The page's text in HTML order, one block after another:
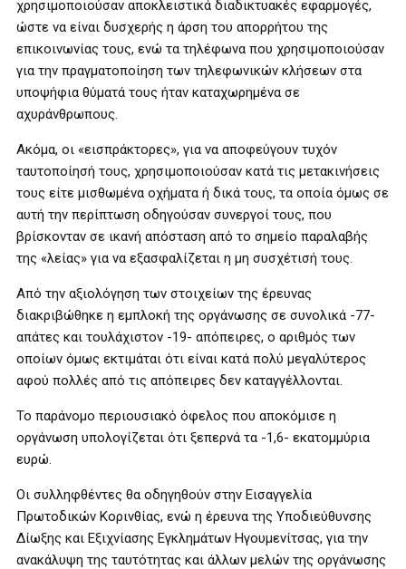
χρησιμοποιούσαν αποκλειστικά διαδικτυακές εφαρμογές,
ώστε να είναι δυσχερής η άρση του απορρήτου της
επικοινωνίας τους, ενώ τα τηλέφωνα που χρησιμοποιούσαν
για την πραγματοποίηση των τηλεφωνικών κλήσεων στα
υποψήφια θύματά τους ήταν καταχωρημένα σε
αχυράνθρωπους.
Ακόμα, οι «εισπράκτορες», για να αποφεύγουν τυχόν
ταυτοποίησή τους, χρησιμοποιούσαν κατά τις μετακινήσεις
τους είτε μισθωμένα οχήματα ή δικά τους, τα οποία όμως σε
αυτή την περίπτωση οδηγούσαν συνεργοί τους, που
βρίσκονταν σε ικανή απόσταση από το σημείο παραλαβής
της «λείας» για να εξασφαλίζεται η μη συσχέτισή τους.
Από την αξιολόγηση των στοιχείων της έρευνας
διακριβώθηκε η εμπλοκή της οργάνωσης σε συνολικά -77-
απάτες και τουλάχιστον -19- απόπειρες, ο αριθμός των
οποίων όμως εκτιμάται ότι είναι κατά πολύ μεγαλύτερος
αφού πολλές από τις απόπειρες δεν καταγγέλλονται.
Το παράνομο περιουσιακό όφελος που αποκόμισε η
οργάνωση υπολογίζεται ότι ξεπερνά τα -1,6- εκατομμύρια
ευρώ.
Οι συλληφθέντες θα οδηγηθούν στην Εισαγγελία
Πρωτοδικών Κορινθίας, ενώ η έρευνα της Υποδιεύθυνσης
Δίωξης και Εξιχνίασης Εγκλημάτων Ηγουμενίτσας, για την
ανακάλυψη της ταυτότητας και άλλων μελών της οργάνωσης